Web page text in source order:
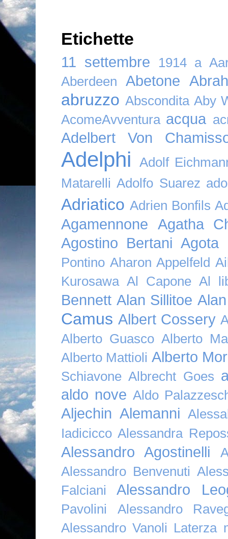
Etichette
11 settembre 1914 a
Aberdeen
Abetone
abruzzo Abscondita Aby
AcomeAvventura acqua
Adelbert Von
Adelphi
Adolf
Matarelli Adolfo Suarez
Adriatico Adrien Bonfils
Agamennone
Agatha
Agostino Bertani Agota
Pontino Aharon Appelfeld
Kurosawa Al Capone Al
Bennett Alan Sillitoe
Camus Albert Cossery
Alberto Guasco Alberto
Alberto Mattioli Alberto
Schiavone Albrecht Goes
aldo nove Aldo
Aljechin Alemanni
Iadicicco Alessandra
Alessandro Agostinelli
Alessandro Benvenuti
Falciani
Alessandro
Pavolini
Alessandro
Alessandro Vanoli Laterza